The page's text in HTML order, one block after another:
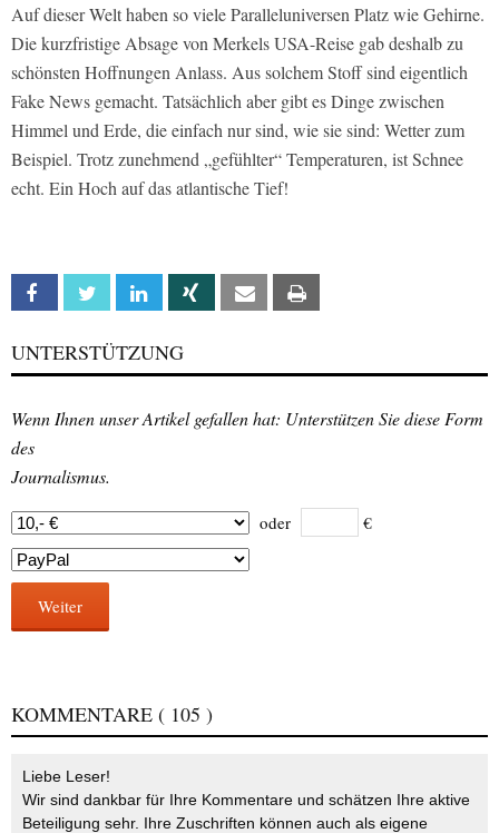
Auf dieser Welt haben so viele Paralleluniversen Platz wie Gehirne.
Die kurzfristige Absage von Merkels USA-Reise gab deshalb zu
schönsten Hoffnungen Anlass. Aus solchem Stoff sind eigentlich
Fake News gemacht. Tatsächlich aber gibt es Dinge zwischen
Himmel und Erde, die einfach nur sind, wie sie sind: Wetter zum
Beispiel. Trotz zunehmend „gefühlter“ Temperaturen, ist Schnee
echt. Ein Hoch auf das atlantische Tief!
Facebook Twitter Linkedin Xing Email
UNTERSTÜTZUNG
Wenn Ihnen unser Artikel gefallen hat: Unterstützen Sie diese Form
des
Journalismus.
oder €
Weiter
KOMMENTARE ( 105 )
Liebe Leser!
Wir sind dankbar für Ihre Kommentare und schätzen Ihre aktive
Beteiligung sehr. Ihre Zuschriften können auch als eigene